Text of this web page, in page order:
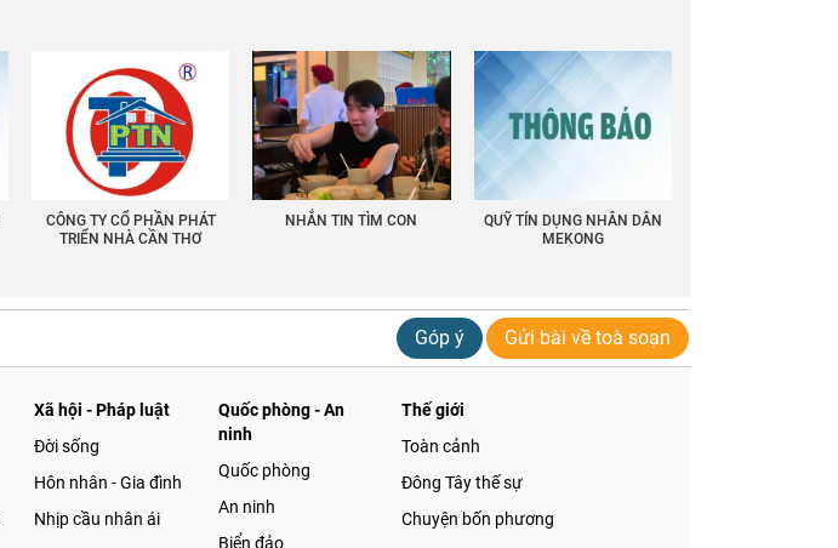
CÔNG TY CỔ PHẦN PHÁT
TRIỂN NHÀ CẦN THƠ
NHẮN TIN TÌM CON
QUỸ TÍN DỤNG NHÂN DÂN
MEKONG
Góp ý Gửi bài về toà soạn
Xã hội - Pháp luật
Đời sống
Hôn nhân - Gia đình
Nhịp cầu nhân ái
Quốc phòng - An
ninh
Quốc phòng
An ninh
Biển đảo
Thế giới
Toàn cảnh
Đông Tây thế sự
Chuyện bốn phương